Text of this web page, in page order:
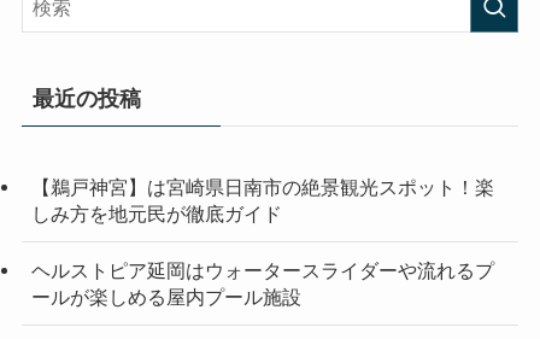
最近の投稿
【鵜戸神宮】は宮崎県日南市の絶景観光スポット！楽
しみ方を地元民が徹底ガイド
ヘルストピア延岡はウォータースライダーや流れるプ
ールが楽しめる屋内プール施設